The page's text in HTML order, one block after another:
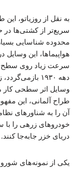
به نقل از روزیاتو،
سریع‌تر از کشتی‌ها در
محدوده شناسایی
هواپیماها، این وسایل
سرعت زیاد روی سطح
دهه ۱۹۳۰
طراح آلمانی، این
آن را به شناورهای
دریای خزر جابه‌جا کنند.
یکی از نمونه‌های